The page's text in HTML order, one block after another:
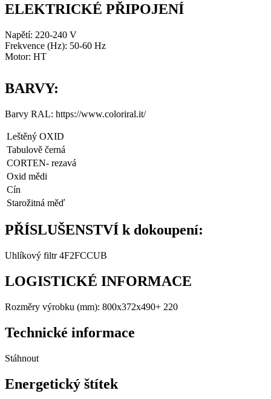
ELEKTRICKÉ PŘIPOJENÍ
Napětí: 220-240 V
Frekvence (Hz): 50-60 Hz
Motor: HT
BARVY:
Barvy RAL: https://www.coloriral.it/
Leštěný OXID
Tabulově černá
CORTEN- rezavá
Oxid mědi
Cín
Starožitná měď
PŘÍSLUŠENSTVÍ k dokoupení:
Uhlíkový filtr 4F2FCCUB
LOGISTICKÉ INFORMACE
Rozměry výrobku (mm): 800x372x490+ 220
Technické informace
Stáhnout
Energetický štítek